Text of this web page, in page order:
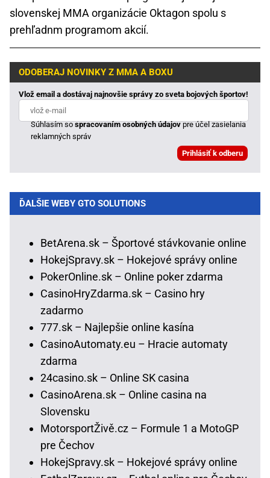
slovenskej MMA organizácie Oktagon spolu s
prehľadnm programom akcií.
ODOBERAJ NOVINKY Z MMA A BOXU
Vlož email a dostávaj najnovšie správy zo sveta bojových športov!
Súhlasím sospracovaním osobných údajovpre účel zasielania
reklamných správ
ĎALŠIE WEBY GTO SOLUTIONS
BetArena.sk – Športové stávkovanie online
HokejSpravy.sk – Hokejové správy online
PokerOnline.sk – Online poker zdarma
CasinoHryZdarma.sk – Casino hry
zadarmo
777.sk – Najlepšie online kasína
CasinoAutomaty.eu – Hracie automaty
zdarma
24casino.sk – Online SK casina
CasinoArena.sk – Online casina na
Slovensku
MotorsportŽivě.cz – Formule 1 a MotoGP
pre Čechov
HokejSpravy.sk – Hokejové správy online